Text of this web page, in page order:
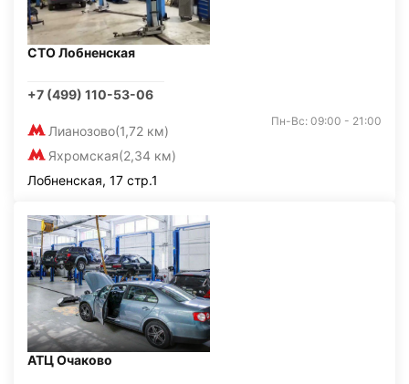
СТО Лобненская
+7 (499) 110-53-06
Лианозово(1,72 км)
Яхромская(2,34 км)
Пн-Вс: 09:00 - 21:00
Лобненская, 17 стр.1
АТЦ Очаково